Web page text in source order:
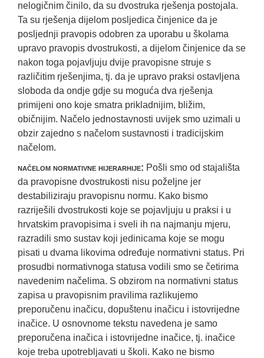
nelogičnim činilo, da su dvostruka rješenja postojala.
Ta su rješenja dijelom posljedica činjenice da je
posljednji pravopis odobren za uporabu u školama
upravo pravopis dvostrukosti, a dijelom činjenice da se
nakon toga pojavljuju dvije pravopisne struje s
različitim rješenjima, tj. da je upravo praksi ostavljena
sloboda da ondje gdje su moguća dva rješenja
primijeni ono koje smatra prikladnijim, bližim,
običnijim. Načelo jednostavnosti uvijek smo uzimali u
obzir zajedno s načelom sustavnosti i tradicijskim
načelom.
načelom normativne hijerarhije: Pošli smo od stajališta
da pravopisne dvostrukosti nisu poželjne jer
destabiliziraju pravopisnu normu. Kako bismo
razriješili dvostrukosti koje se pojavljuju u praksi i u
hrvatskim pravopisima i sveli ih na najmanju mjeru,
razradili smo sustav koji jedinicama koje se mogu
pisati u dvama likovima određuje normativni status. Pri
prosudbi normativnoga statusa vodili smo se četirima
navedenim načelima. S obzirom na normativni status
zapisa u pravopisnim pravilima razlikujemo
preporučenu inačicu, dopuštenu inačicu i istovrijedne
inačice. U osnovnome tekstu navedena je samo
preporučena inačica i istovrijedne inačice, tj. inačice
koje treba upotrebljavati u školi. Kako ne bismo